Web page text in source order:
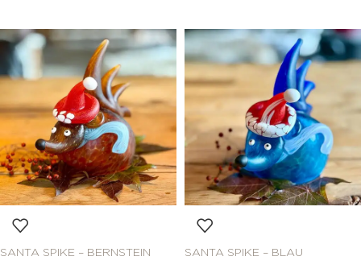
SANTA SPIKE – BERNSTEIN SANTA SPIKE – BLAU